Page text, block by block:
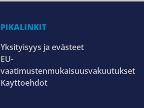
PIKALINKIT
Yksityisyys ja evästeet
EU-
vaatimustenmukaisuusvakuutukset
Kayttoehdot